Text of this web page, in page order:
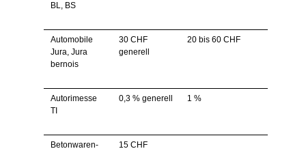
BL, BS
Automobile
Jura, Jura
bernois
30 CHF
generell
20 bis 60 CHF
Autorimesse
TI
0,3 % generell 1 %
Betonwaren-
15 CHF